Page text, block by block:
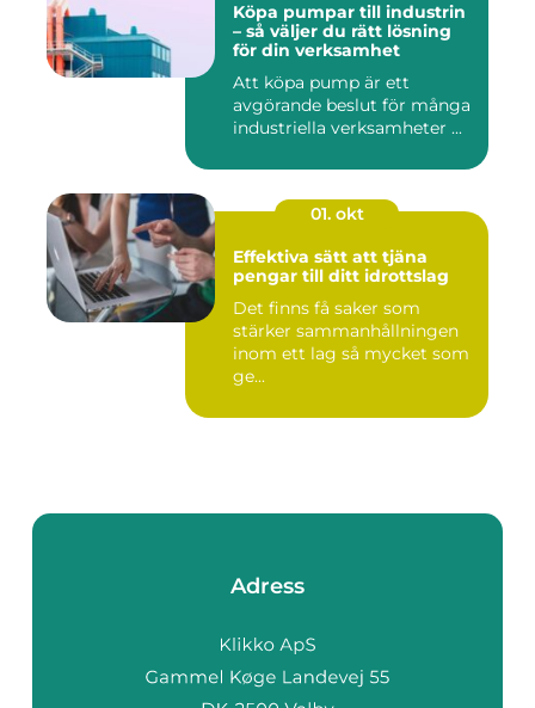
Köpa pumpar till industrin
– så väljer du rätt lösning
för din verksamhet
Att köpa pump är ett
avgörande beslut för många
industriella verksamheter ...
01. okt
Effektiva sätt att tjäna
pengar till ditt idrottslag
Det finns få saker som
stärker sammanhållningen
inom ett lag så mycket som
ge...
Adress